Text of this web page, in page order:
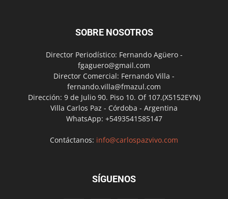
SOBRE NOSOTROS
Director Periodístico: Fernando Agüero -
fgaguero@gmail.com
Director Comercial: Fernando Villa -
fernando.villa@fmazul.com
Dirección: 9 de Julio 90. Piso 10. Of 107.(X5152EYN)
Villa Carlos Paz - Córdoba - Argentina
WhatsApp: +5493541585147
Contáctanos: info@carlospazvivo.com
SÍGUENOS